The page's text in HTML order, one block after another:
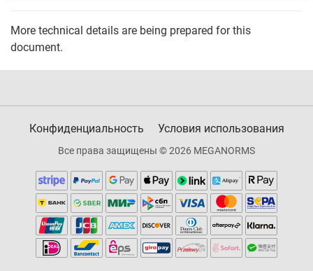
More technical details are being prepared for this
document.
Конфиденциальность Условия использования
Все права защищены © 2026 MEGANORMS